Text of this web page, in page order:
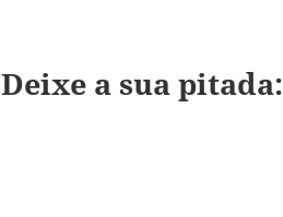
Deixe a sua pitada: